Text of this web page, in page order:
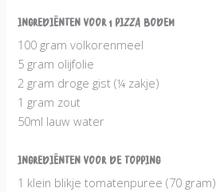
Ingrediënten voor 1 pizza bodem
100 gram volkorenmeel
5 gram olijfolie
2 gram droge gist (¼ zakje)
1 gram zout
50ml lauw water
Ingrediënten voor de topping
1 klein blikje tomatenpuree (70 gram)